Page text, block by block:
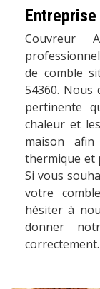
Couvreur
de comble
54360. Nous
pertinente
chaleur et
maison
thermique et
Si vous
votre
hésiter à
donner
correctement.